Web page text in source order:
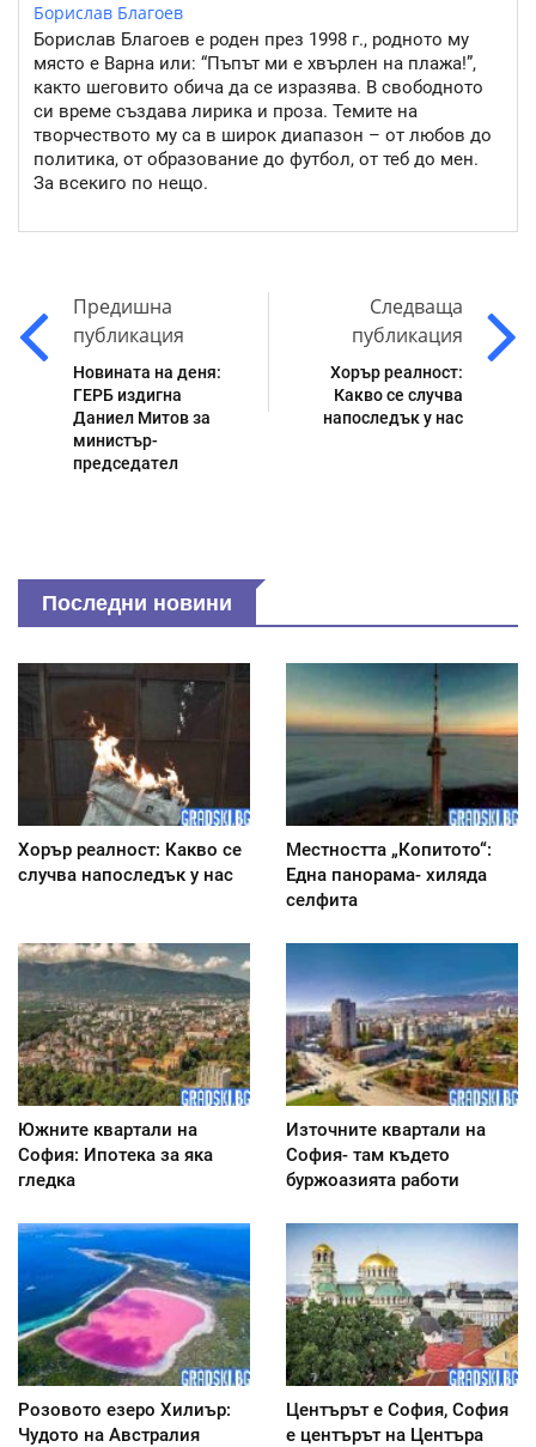
Борислав Благоев
Борислав Благоев е роден през 1998 г., родното му
място е Варна или: “Пъпът ми е хвърлен на плажа!”,
както шеговито обича да се изразява. В свободното
си време създава лирика и проза. Темите на
творчеството му са в широк диапазон – от любов до
политика, от образование до футбол, от теб до мен.
За всекиго по нещо.
Предишна
публикация
Новината на деня:
ГЕРБ издигна
Даниел Митов за
министър-
председател
Следваща
публикация
Хорър реалност:
Какво се случва
напоследък у нас
Последни новини
Хорър реалност: Какво се
случва напоследък у нас
Местността „Копитото“:
Една панорама- хиляда
селфита
Южните квартали на
София: Ипотека за яка
гледка
Източните квартали на
София- там където
буржоазията работи
Розовото езеро Хилиър:
Чудото на Австралия
Центърът е София, София
е центърът на Центъра